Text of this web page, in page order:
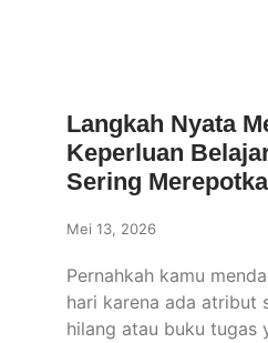
Langkah Nyata
Keperluan
Sering
Mei 13, 2026
Pernahkah kamu
hari karena ada atribut
hilang atau buku tugas